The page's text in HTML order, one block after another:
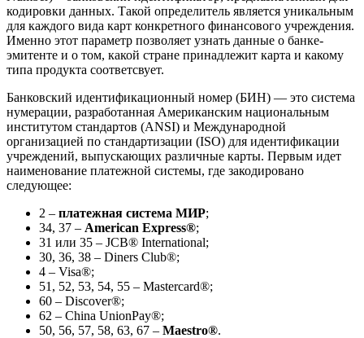
кодировки данных. Такой определитель является уникальным
для каждого вида карт конкретного финансового учреждения.
Именно этот параметр позволяет узнать данные о банке-
эмитенте и о том, какой стране принадлежит карта и какому
типа продукта соответсвует.
Банковский идентификационный номер (БИН) — это система
нумерации, разработанная Американским национальным
институтом стандартов (ANSI) и Международной
организацией по стандартизации (ISO) для идентификации
учреждений, выпускающих различные карты. Первым идет
наименование платежной системы, где закодировано
следующее:
2 – платежная система МИР;
34, 37 – American Express®;
31 или 35 – JCB® International;
30, 36, 38 – Diners Club®;
4 – Visa®;
51, 52, 53, 54, 55 – Mastercard®;
60 – Discover®;
62 – China UnionPay®;
50, 56, 57, 58, 63, 67 – Maestro®.